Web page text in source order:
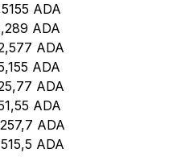
ADA
ADA
ADA
ADA
ADA
ADA
ADA
ADA